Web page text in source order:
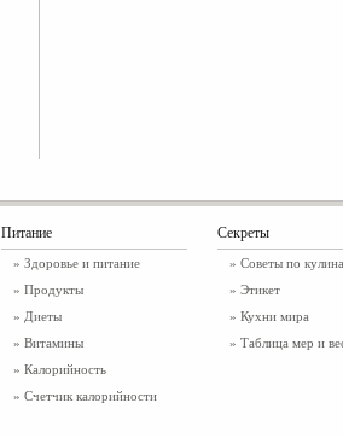
Питание
» Здоровье и питание
» Продукты
» Диеты
» Витамины
» Калорийность
» Счетчик калорийности
Секреты
» Советы по
» Этикет
» Кухни мира
» Таблица мер и